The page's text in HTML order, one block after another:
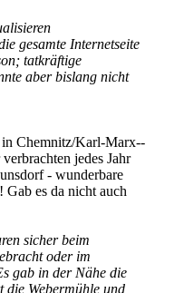
gesamte Internetseite
tatkräftige
aber bislang nicht
in Chemnitz/­Karl-­Marx-­
jedes Jahr
- wunderbare
es da nicht auch
sicher beim
oder im
gab in der Nähe die
Webermühle und